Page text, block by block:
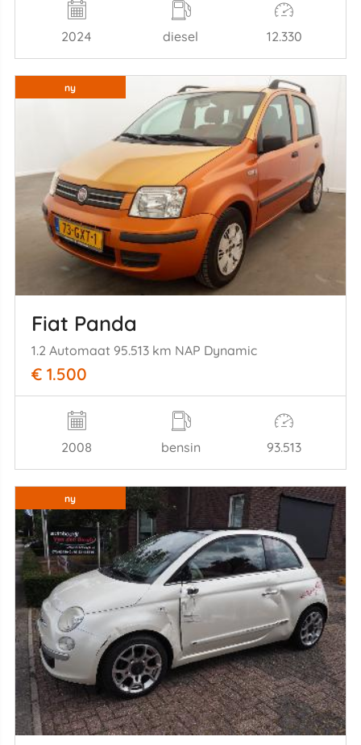
2024 diesel 12.330
ny
Fiat Panda
1.2 Automaat 95.513 km NAP Dynamic
€ 1.500
2008 bensin 93.513
ny